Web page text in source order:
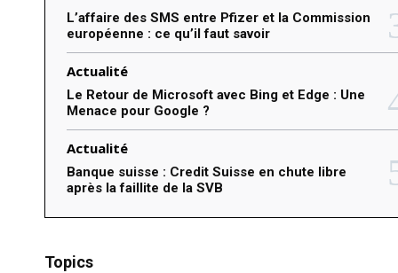
L’affaire des SMS entre Pfizer et la Commission
européenne : ce qu’il faut savoir
Actualité
Le Retour de Microsoft avec Bing et Edge : Une
Menace pour Google ?
Actualité
Banque suisse : Credit Suisse en chute libre
après la faillite de la SVB
Topics